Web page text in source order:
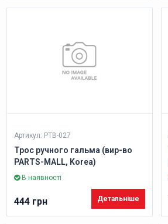
Артикул: PTB-027
Трос ручного гальма (вир-во
PARTS-MALL, Korea)
В наявності
444 грн Детальніше